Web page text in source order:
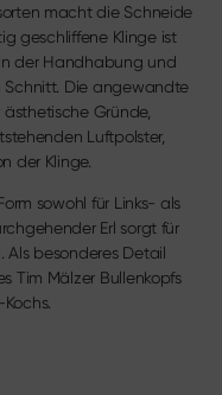
macht die Schneide
geschliffene Klinge ist
der Handhabung und
Schnitt. Die angewandte
Gründe,
Luftpolster,
der Klinge.
sowohl für Links- als
Erl sorgt für
besonderes Detail
Tim Mälzer Bullenkopfs